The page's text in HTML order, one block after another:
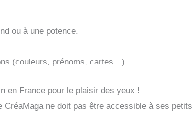
ou à une potence.
(couleurs, prénoms, cartes…)
en France pour le plaisir des yeux !
CréaMaga ne doit pas être accessible à ses petits